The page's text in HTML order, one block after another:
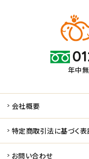
年中無
会社概要
特定商取引法に基づく表
お問い合わせ